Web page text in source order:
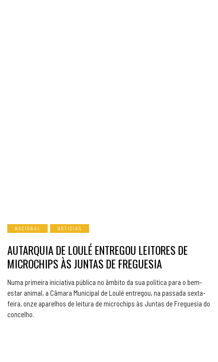
NACIONAL NOTICIAS
AUTARQUIA DE LOULÉ ENTREGOU LEITORES DE
MICROCHIPS ÀS JUNTAS DE FREGUESIA
Numa primeira iniciativa pública no âmbito da sua política para o bem-
estar animal, a Câmara Municipal de Loulé entregou, na passada sexta-
feira, onze aparelhos de leitura de microchips às Juntas de Freguesia do
concelho.